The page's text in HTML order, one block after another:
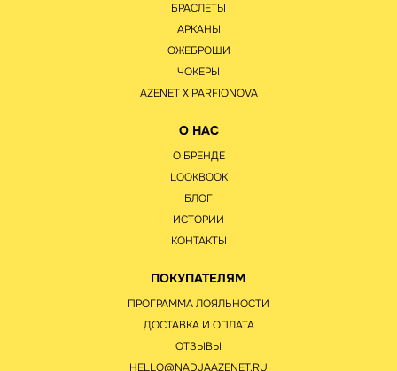
БРАСЛЕТЫ
АРКАНЫ
ОЖЕБРОШИ
ЧОКЕРЫ
AZENET Х PARFIONOVA
О НАС
О БРЕНДЕ
LOOKBOOK
БЛОГ
ИСТОРИИ
КОНТАКТЫ
ПОКУПАТЕЛЯМ
ПРОГРАММА ЛОЯЛЬНОСТИ
ДОСТАВКА И ОПЛАТА
ОТЗЫВЫ
HELLO@NADJAAZENET.RU